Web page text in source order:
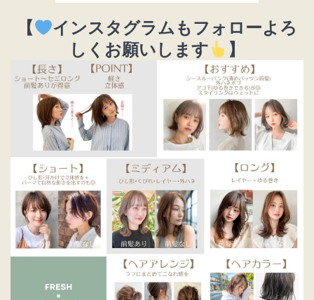
【
インスタグラムもフォローよろ
しくお願いします
】